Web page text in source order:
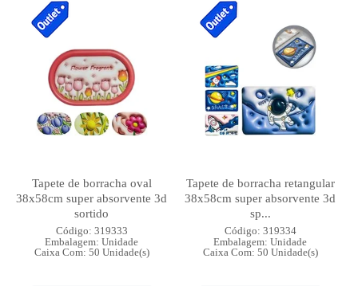
Tapete de borracha oval
38x58cm super absorvente 3d
sortido
Código: 319333
Embalagem: Unidade
Caixa Com: 50 Unidade(s)
Tapete de borracha retangular
38x58cm super absorvente 3d
sp...
Código: 319334
Embalagem: Unidade
Caixa Com: 50 Unidade(s)